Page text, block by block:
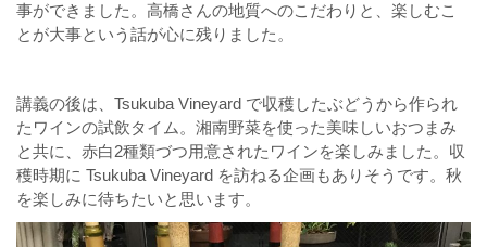
事ができました。高橋さんの地質へのこだわりと、楽しむこ
とが大事という話が心に残りました。
講義の後は、Tsukuba Vineyard で収穫したぶどうから作られ
たワインの試飲タイム。湘南野菜を使った美味しいおつまみ
と共に、赤白2種類づつ用意されたワインを楽しみました。収
穫時期に Tsukuba Vineyard を訪ねる企画もありそうです。秋
を楽しみに待ちたいと思います。